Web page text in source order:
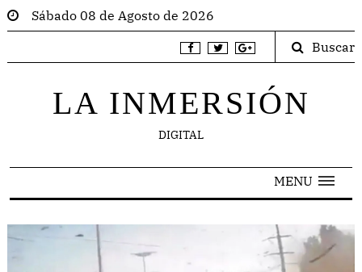
Sábado 08 de Agosto de 2026
Buscar
LA INMERSIÓN
DIGITAL
MENU